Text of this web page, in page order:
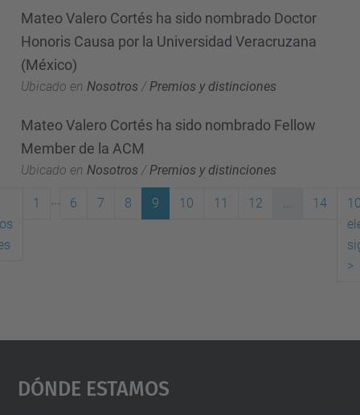
Mateo Valero Cortés ha sido nombrado Doctor
Honoris Causa por la Universidad Veracruzana
(México)
Ubicado en Nosotros / Premios y distinciones
Mateo Valero Cortés ha sido nombrado Fellow
Member de la ACM
Ubicado en Nosotros /Premios y distinciones
1 6 7 8 9 10 11 12 ... 14
>
Dónde Estamos